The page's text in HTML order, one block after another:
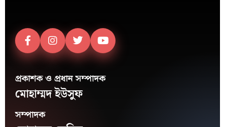
প্রকাশক ও প্রধান সম্পাদক
মোহাম্মদ ইউসুফ
সম্পাদক